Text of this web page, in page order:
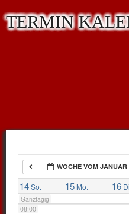
TERMIN
WOCHE VOM JANUAR
14 So. 15 Mo. 16
Ganztägig
03:00
07:00
08:00